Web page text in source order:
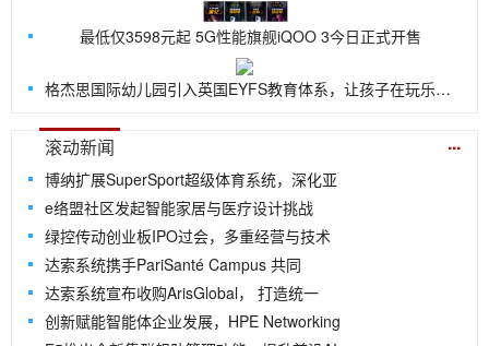
最低仅3598元起 5G性能旗舰iQOO 3今日正式开售
格杰思国际幼儿园引入英国EYFS教育体系，让孩子在玩乐中探索世界
滚动新闻 ...
博纳扩展SuperSport超级体育系统，深化亚
e络盟社区发起智能家居与医疗设计挑战
绿控传动创业板IPO过会，多重经营与技术
达索系统携手PariSanté Campus 共同
达索系统宣布收购ArisGlobal， 打造统一
创新赋能智能体企业发展，HPE Networking